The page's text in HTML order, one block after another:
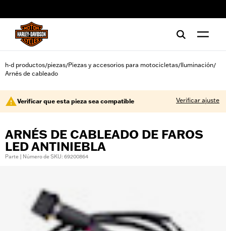
h-d productos/piezas/Piezas y accesorios para motocicletas/Iluminación/
Arnés de cableado
Verificar que esta pieza sea compatible Verificar ajuste
ARNÉS DE CABLEADO DE FAROS
LED ANTINIEBLA
Parte | Número de SKU: 69200864